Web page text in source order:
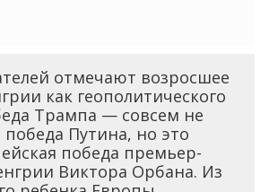
отмечают возросшее
как геополитического
Трампа — совсем не
победа Путина, но это
победа премьер-
Виктора Орбана. Из